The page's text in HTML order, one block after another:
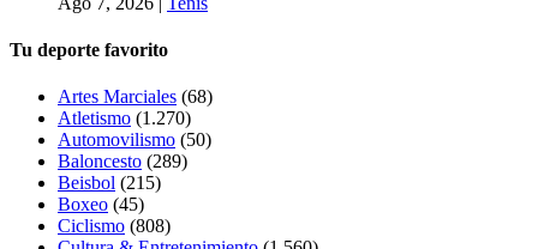
Tu deporte favorito
Artes Marciales (68)
Atletismo (1.270)
Automovilismo (50)
Baloncesto (289)
Beisbol (215)
Boxeo (45)
Ciclismo (808)